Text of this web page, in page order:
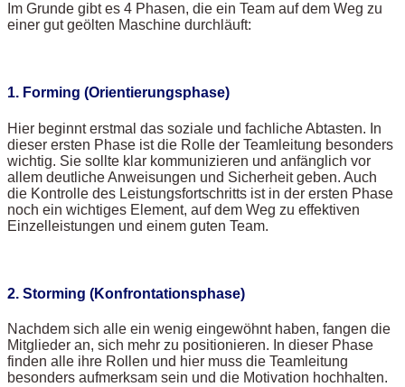
Im Grunde gibt es 4 Phasen, die ein Team auf dem Weg zu
einer gut geölten Maschine durchläuft:
1. Forming (Orientierungsphase)
Hier beginnt erstmal das soziale und fachliche Abtasten. In
dieser ersten Phase ist die Rolle der Teamleitung besonders
wichtig. Sie sollte klar kommunizieren und anfänglich vor
allem deutliche Anweisungen und Sicherheit geben. Auch
die Kontrolle des Leistungsfortschritts ist in der ersten Phase
noch ein wichtiges Element, auf dem Weg zu effektiven
Einzelleistungen und einem guten Team.
2. Storming (Konfrontationsphase)
Nachdem sich alle ein wenig eingewöhnt haben, fangen die
Mitglieder an, sich mehr zu positionieren. In dieser Phase
finden alle ihre Rollen und hier muss die Teamleitung
besonders aufmerksam sein und die Motivation hochhalten.